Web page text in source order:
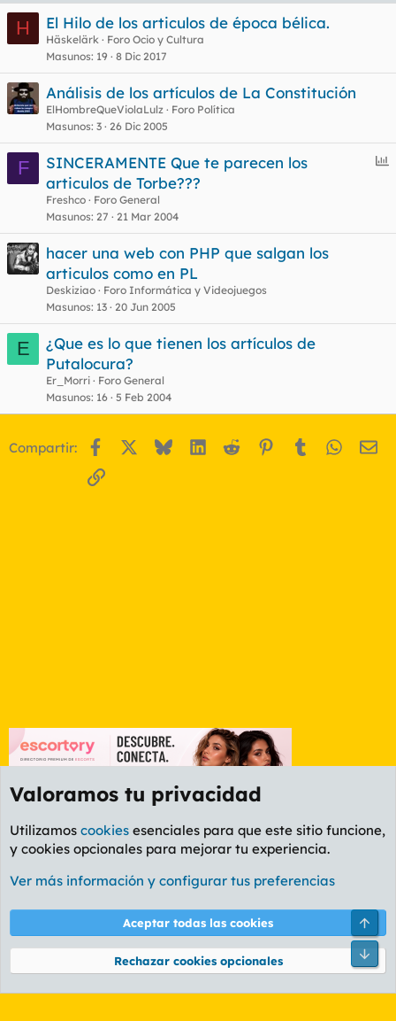
H
El Hilo de los articulos de época bélica.
Häskelärk
Foro Ocio y Cultura
Masunos 19 8 Dic 2017
Análisis de los artículos de La Constitución
ElHombreQueViolaLulz
Foro Política
Masunos 3 26 Dic 2005
F
E
e
SINCERAMENTE Que te parecen los
articulos de Torbe???
Freshco
Foro General
Masunos 27 21 Mar 2004
hacer una web con PHP que salgan los
articulos como en PL
Deskiziao
Foro Informática y Videojuegos
Masunos 13 20 Jun 2005
E
¿Que es lo que tienen los artículos de
Putalocura?
Er_Morri
Foro General
Masunos 16 5 Feb 2004
Compartir: Facebook BlueskyLinkedIn
Reddit Pinterest
Tumblr
Enlace
Foro General
Cookies
PL OLDSTYLE AMARILLO
Términos y reglas Política de privacidad Ayuda
Community platform by XenForo® © 2010-2026 XenForo Ltd.
Valoramos tu privacidad
Utilizamos cookies esenciales para que este sitio funcione,
y cookies opcionales para mejorar tu experiencia.
Ver más información y configurar tus preferencias
Aceptar todas las cookies
Rechazar cookies opcionales
Pie